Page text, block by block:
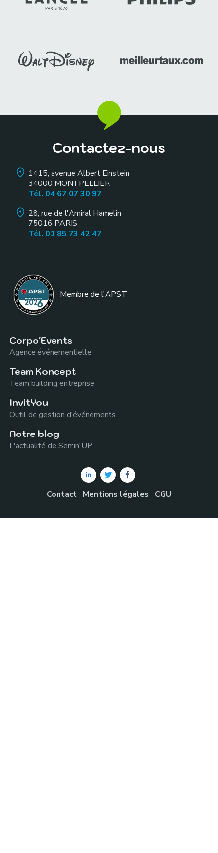
Contactez-nous
1415, avenue Albert Einstein
34000 MONTPELLIER
Tél. 04 67 07 30 97
28, rue de l'Amiral Hamelin
75016 PARIS
Tél. 01 85 73 42 47
Membre de l'APST
Corpo'Events
Agence événementielle
Team Koncept
Team building entreprise
InvitYou
Outil de gestion d'événements
Notre blog
L'actualité de Semin'UP
Contact Mentions légales CGU